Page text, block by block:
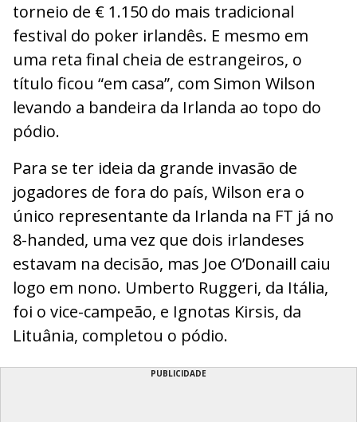
torneio de € 1.150 do mais tradicional
festival do poker irlandês. E mesmo em
uma reta final cheia de estrangeiros, o
título ficou “em casa”, com Simon Wilson
levando a bandeira da Irlanda ao topo do
pódio.
Para se ter ideia da grande invasão de
jogadores de fora do país, Wilson era o
único representante da Irlanda na FT já no
8-handed, uma vez que dois irlandeses
estavam na decisão, mas Joe O’Donaill caiu
logo em nono. Umberto Ruggeri, da Itália,
foi o vice-campeão, e Ignotas Kirsis, da
Lituânia, completou o pódio.
PUBLICIDADE